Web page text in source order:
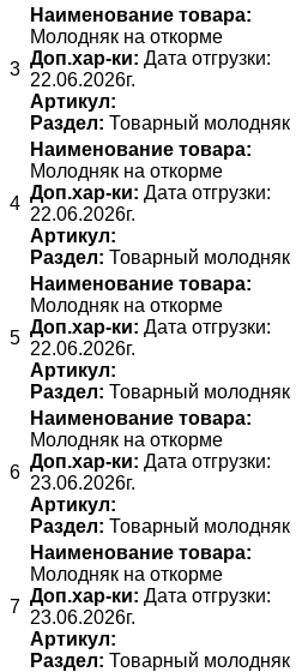
3
Наименование товара:
Молодняк на откорме
Доп.хар-ки: Дата отгрузки:
22.06.2026г.
Артикул:
Раздел: Товарный молодняк
4
Наименование товара:
Молодняк на откорме
Доп.хар-ки: Дата отгрузки:
22.06.2026г.
Артикул:
Раздел: Товарный молодняк
5
Наименование товара:
Молодняк на откорме
Доп.хар-ки: Дата отгрузки:
22.06.2026г.
Артикул:
Раздел: Товарный молодняк
6
Наименование товара:
Молодняк на откорме
Доп.хар-ки: Дата отгрузки:
23.06.2026г.
Артикул:
Раздел: Товарный молодняк
7
Наименование товара:
Молодняк на откорме
Доп.хар-ки: Дата отгрузки:
23.06.2026г.
Артикул:
Раздел: Товарный молодняк